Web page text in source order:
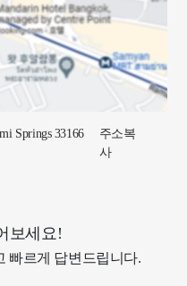
Springs 33166
주소복
사
보세요!
빠르게 답변드립니다.